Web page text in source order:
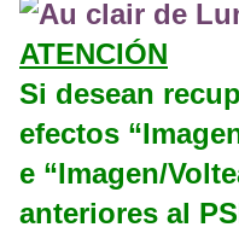
ATENCIÓN
Si desean
efectos
e “Imagen/
anteriores al